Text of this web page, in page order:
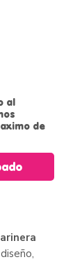
al
de